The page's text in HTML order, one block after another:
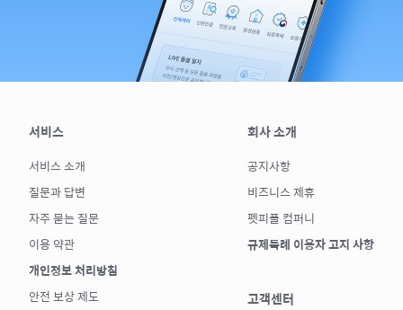
서비스
서비스 소개
질문과 답변
자주 묻는 질문
이용 약관
개인정보 처리방침
안전 보상 제도
회사 소개
공지사항
비즈니스 제휴
펫피플 컴퍼니
규제특례 이용자 고지 사항
고객센터